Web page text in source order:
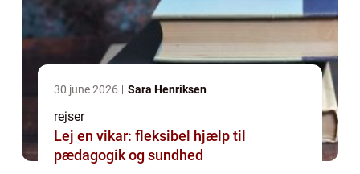
30 june 2026 Sara Henriksen
rejser
Lej en vikar: fleksibel hjælp til
pædagogik og sundhed